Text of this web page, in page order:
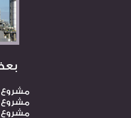
مشروع
مشروع
مشروع